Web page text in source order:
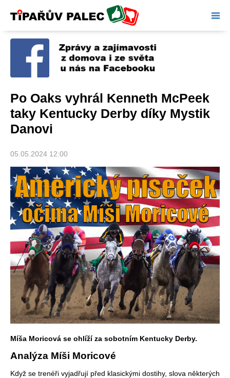
Tipařův palec
Po Oaks vyhrál Kenneth McPeek
taky Kentucky Derby díky Mystik
Danovi
05.05.2024 12:00
Míša Moricová se ohlíží za sobotním Kentucky Derby.
Analýza Míši Moricové
Když se trenéři vyjadřují před klasickými dostihy, slova některých